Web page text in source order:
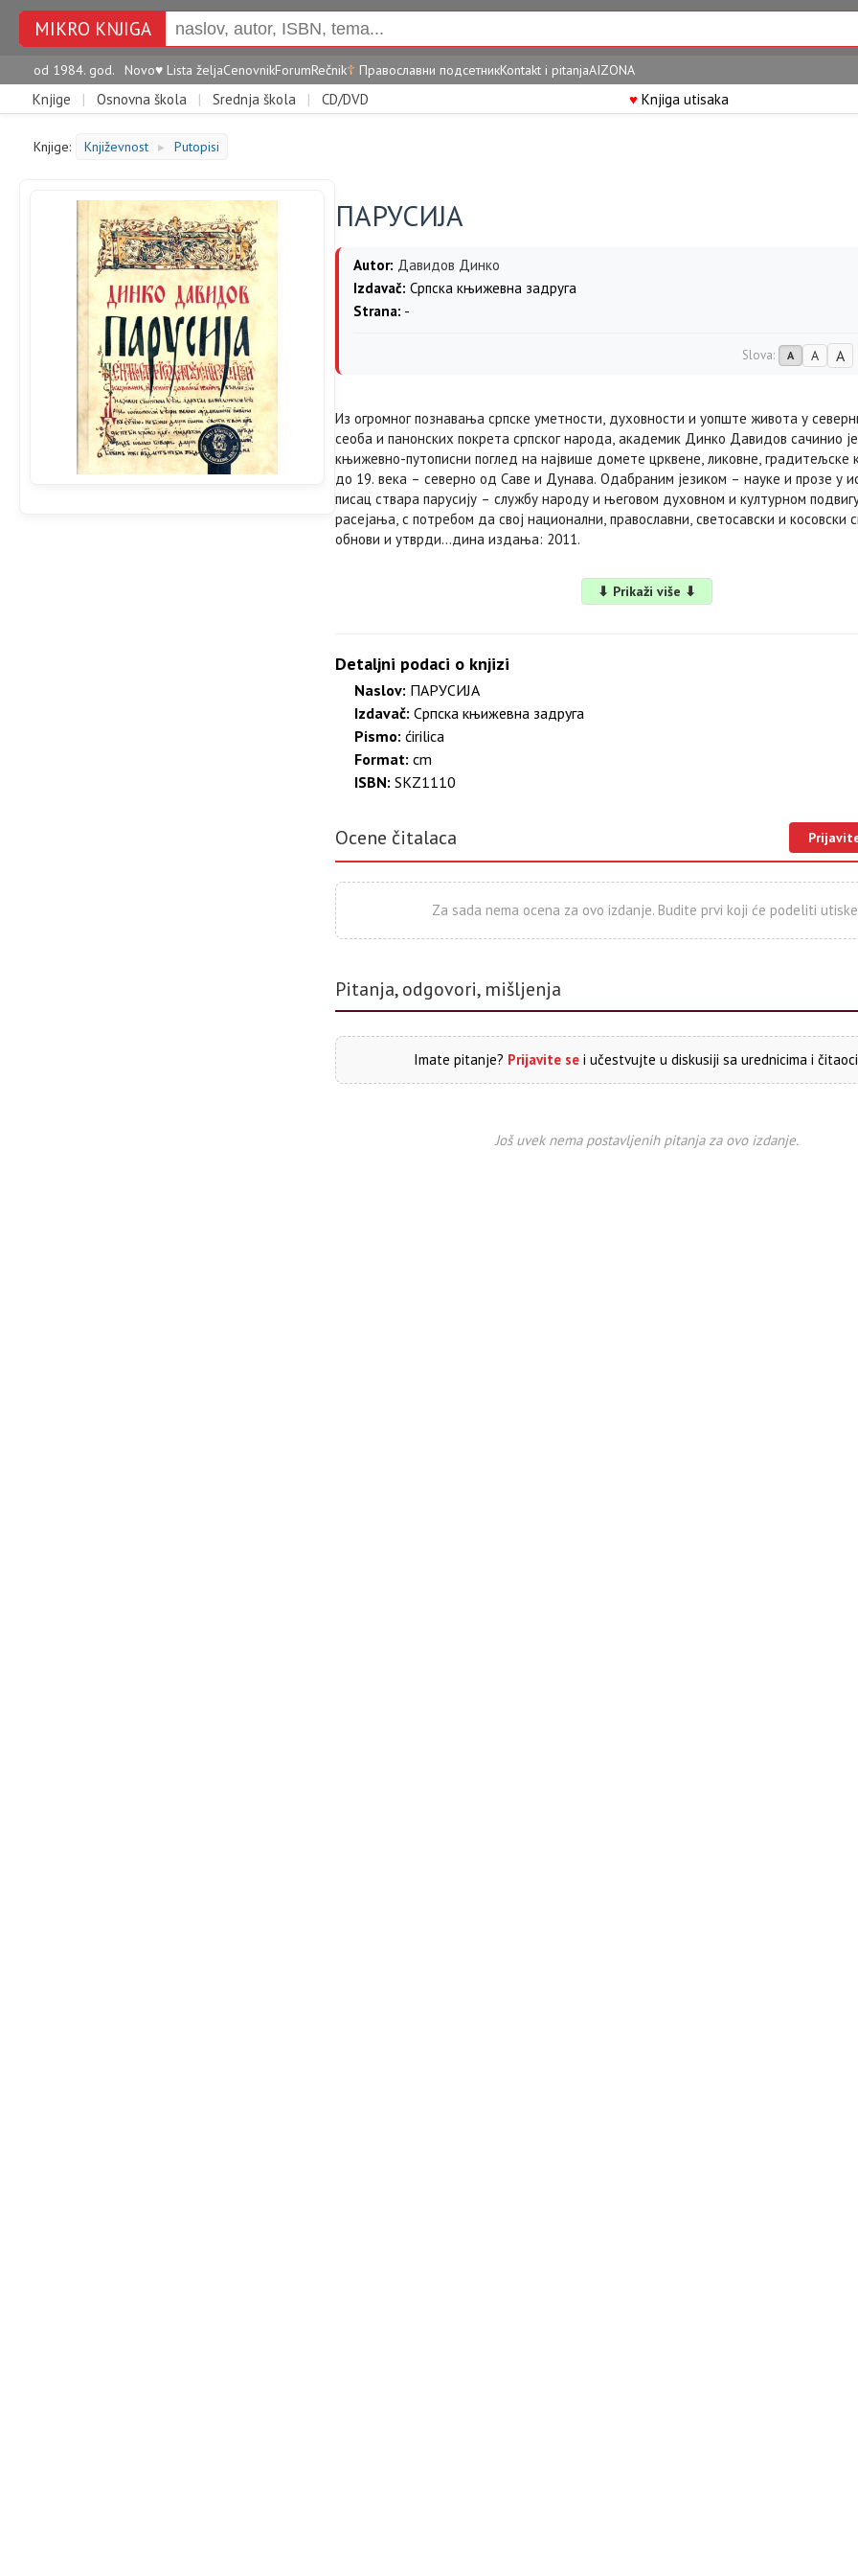
MIKRO KNJIGA
od 1984. god. Novo♥ Lista željaCenovnikForumRečnik☦ Православни подсетникKontakt i pitanjaAIZONA
Knjige | Osnovna škola | Srednja škola | CD/DVD ♥Knjiga utisaka
Knjige: Književnost ► Putopisi
ПАРУСИЈА
Autor: Давидов Динко
Izdavač: Српска књижевна задруга
Strana: -
Slova: A A A
Из огромног познавања српске уметности, духовности и уопште живота у
сеоба и панонских покрета српског народа, академик Динко Давидов сачинио
књижевно-путописни поглед на највише домете црквене, ликовне, градитељске
до 19. века – северно од Саве и Дунава. Одабраним језиком – науке и прозе у
писац ствара парусију – службу народу и његовом духовном и културном
расејања, с потребом да свој национални, православни, светосавски и косовски
обнови и утврди…дина издања: 2011.
⬇ Prikaži više ⬇
Detaljni podaci o knjizi
Naslov: ПАРУСИЈА
Izdavač: Српска књижевна задруга
Pismo: ćirilica
Format: cm
ISBN: SKZ1110
Ocene čitalaca
Za sada nema ocena za ovo izdanje. Budite prvi koji će podeliti
Pitanja, odgovori, mišljenja
Imate pitanje? Prijavite se i učestvujte u diskusiji sa urednicima i
Još uvek nema postavljenih pitanja za ovo izdanje.